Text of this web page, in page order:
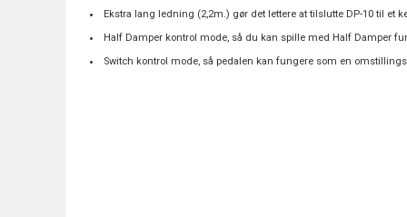
Ekstra lang ledning (2,2m.) gør det lettere at tilslutte DP-10 til et
Half Damper kontrol mode, så du kan spille med Half Damper
Switch kontrol mode, så pedalen kan fungere som en